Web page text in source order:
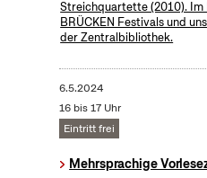
Streichquartette (2010). Im
BRÜCKEN Festivals und
der Zentralbibliothek.
6.5.2024
16 bis 17 Uhr
Eintritt frei
Mehrsprachige